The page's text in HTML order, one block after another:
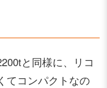
と同様に、リコ
てコンパクトなの